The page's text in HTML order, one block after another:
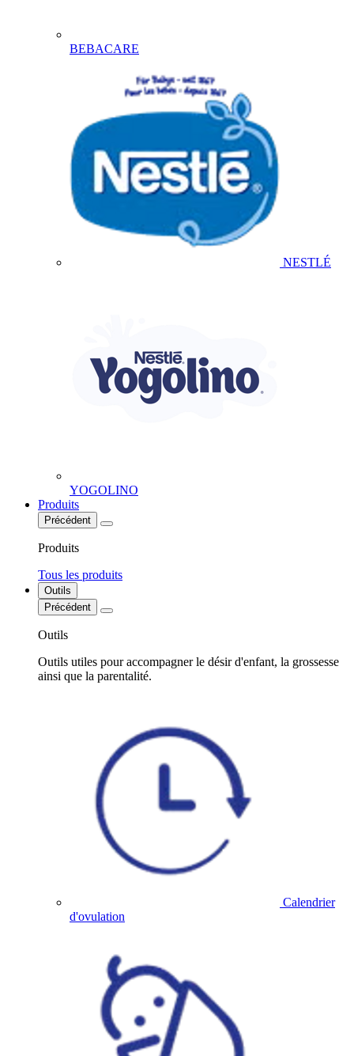
BEBACARE
NESTLÉ
YOGOLINO
Produits
Précédent
Produits
Tous les produits
Outils
Précédent
Outils
Outils utiles pour accompagner le désir d'enfant, la grossesse
ainsi que la parentalité.
Calendrier
d'ovulation